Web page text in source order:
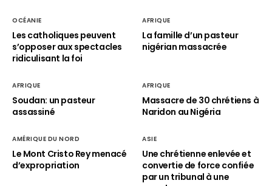
OCÉANIE
Les catholiques peuvent
s’opposer aux spectacles
ridiculisant la foi
AFRIQUE
La famille d’un pasteur
nigérian massacrée
AFRIQUE
Soudan: un pasteur
assassiné
AFRIQUE
Massacre de 30 chrétiens à
Naridon au Nigéria
AMÉRIQUE DU NORD
Le Mont Cristo Rey menacé
d’expropriation
ASIE
Une chrétienne enlevée et
convertie de force confiée
par un tribunal à une